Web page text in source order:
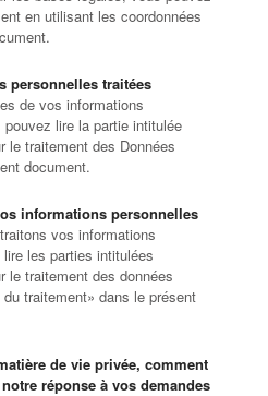
en utilisant les coordonnées
personnelles traitées
de vos informations
lire la partie intitulée
le traitement des Données
document.
informations personnelles
vos informations
les parties intitulées
le traitement des données
traitement» dans le présent
de vie privée, comment
réponse à vos demandes